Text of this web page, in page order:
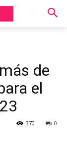
de
el
0
370